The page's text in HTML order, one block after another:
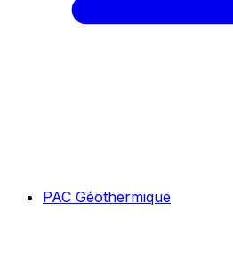
PAC Géothermique